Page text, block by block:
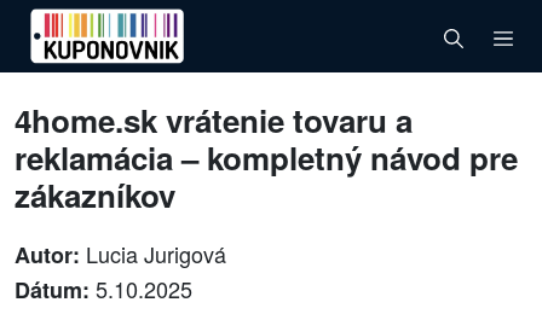
4home.sk vrátenie tovaru a
reklamácia – kompletný návod pre
zákazníkov
Autor: Lucia Jurigová
Dátum: 5.10.2025